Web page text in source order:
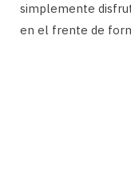
simplemente
en el frente de